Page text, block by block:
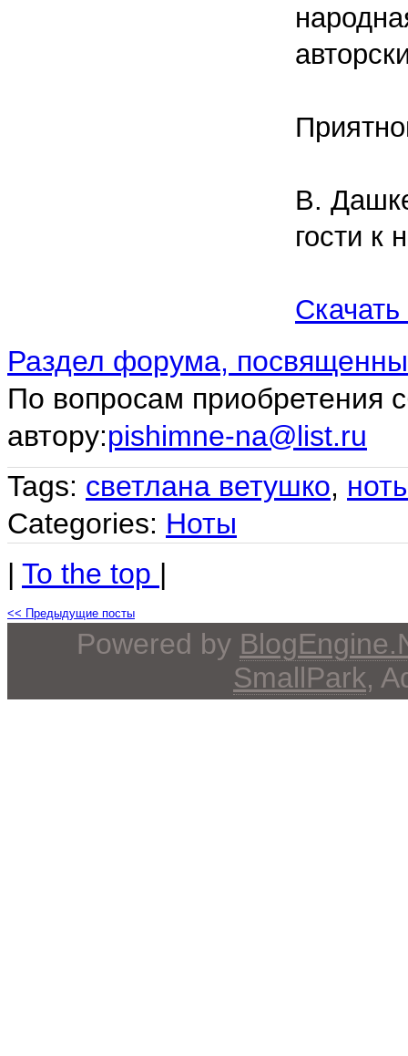
В.
гости к
Раздел форума,
По вопросам приобретения
автору:pishimne-na@list.ru
Tags: светлана ветушко,
Categories: Ноты
| To the top |
<< Предыдущие посты
Powered by
SmallPark,